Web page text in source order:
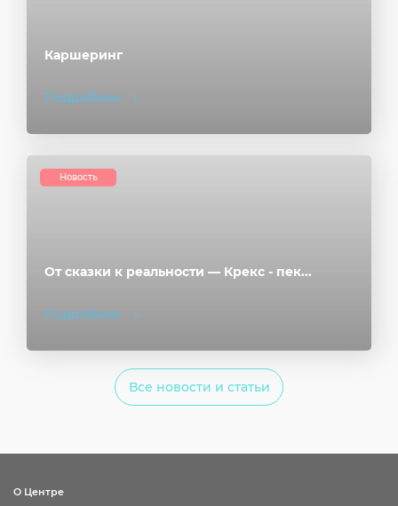
Каршеринг
Подробнее
От сказки к реальности — Крекс - пек...
Подробнее
Новость
Все новости и статьи
О Центре